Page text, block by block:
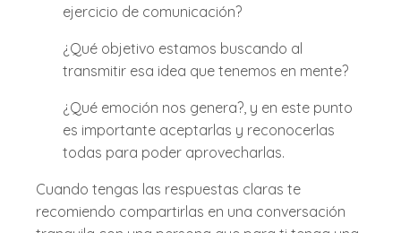
ejercicio de comunicación?
¿Qué objetivo estamos buscando al
transmitir esa idea que tenemos en mente?
¿Qué emoción nos genera?, y en este punto
es importante aceptarlas y reconocerlas
todas para poder aprovecharlas.
Cuando tengas las respuestas claras te
recomiendo compartirlas en una conversación